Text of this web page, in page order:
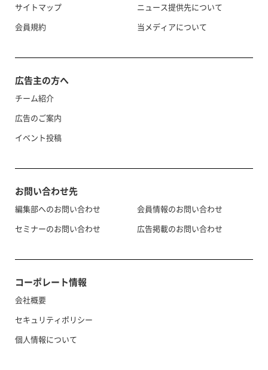
サイトマップ
会員規約
ニュース提供先について
当メディアについて
広告主の方へ
チーム紹介
広告のご案内
イベント投稿
お問い合わせ先
編集部へのお問い合わせ
セミナーのお問い合わせ
会員情報のお問い合わせ
広告掲載のお問い合わせ
コーポレート情報
会社概要
セキュリティポリシー
個人情報について